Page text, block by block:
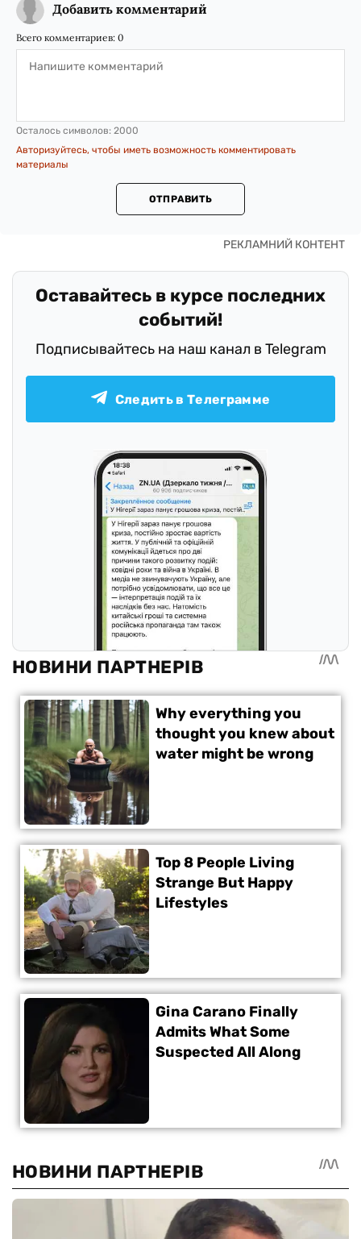
Добавить комментарий
Всего комментариев: 0
Осталось символов: 2000
Авторизуйтесь, чтобы иметь возможность комментировать
материалы
ОТПРАВИТЬ
Оставайтесь в курсе последних
событий!
Подписывайтесь на наш канал в Telegram
Следить в Телеграмме